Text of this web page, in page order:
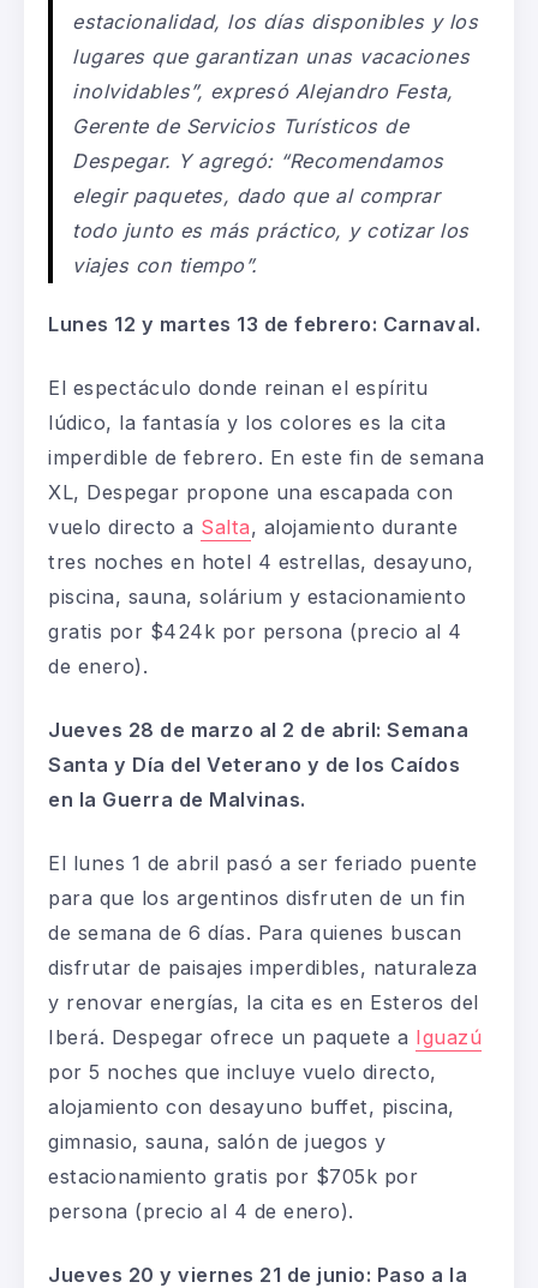
estacionalidad, los días disponibles y los
lugares que garantizan unas vacaciones
inolvidables”, expresó Alejandro Festa,
Gerente de Servicios Turísticos de
Despegar. Y agregó: “Recomendamos
elegir paquetes, dado que al comprar
todo junto es más práctico, y cotizar los
viajes con tiempo”.
Lunes 12 y martes 13 de febrero: Carnaval.
El espectáculo donde reinan el espíritu
lúdico, la fantasía y los colores es la cita
imperdible de febrero. En este fin de semana
XL, Despegar propone una escapada con
vuelo directo a Salta, alojamiento durante
tres noches en hotel 4 estrellas, desayuno,
piscina, sauna, solárium y estacionamiento
gratis por $424k por persona (precio al 4
de enero).
Jueves 28 de marzo al 2 de abril: Semana
Santa y Día del Veterano y de los Caídos
en la Guerra de Malvinas.
El lunes 1 de abril pasó a ser feriado puente
para que los argentinos disfruten de un fin
de semana de 6 días. Para quienes buscan
disfrutar de paisajes imperdibles, naturaleza
y renovar energías, la cita es en Esteros del
Iberá. Despegar ofrece un paquete a Iguazú
por 5 noches que incluye vuelo directo,
alojamiento con desayuno buffet, piscina,
gimnasio, sauna, salón de juegos y
estacionamiento gratis por $705k por
persona (precio al 4 de enero).
Jueves 20 y viernes 21 de junio: Paso a la